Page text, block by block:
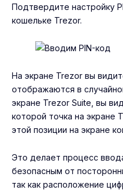
Подтвердите настройку
кошельке Trezor.
На экране Trezor вы
отображаются в
экране Trezor Suite, вы
которой точка на экране
этой позиции на экране
Это делает процесс
безопасным от
так как расположение